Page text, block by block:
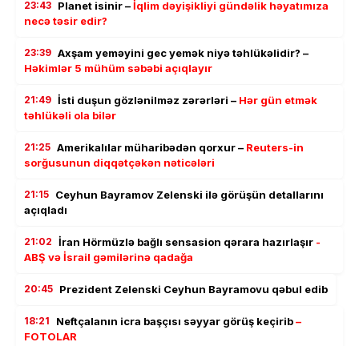
23:43 Planet isinir –İqlim dəyişikliyi gündəlik həyatımıza
necə təsir edir?
23:39 Axşam yeməyini gec yemək niyə təhlükəlidir? –
Həkimlər 5 mühüm səbəbi açıqlayır
21:49 İsti duşun gözlənilməz zərərləri – Hər gün etmək
təhlükəli ola bilər
21:25 Amerikalılar müharibədən qorxur – Reuters-in
sorğusunun diqqətçəkən nəticələri
21:15 Ceyhun Bayramov Zelenski ilə görüşün detallarını
açıqladı
21:02 İran Hörmüzlə bağlı sensasion qərara hazırlaşır -
ABŞ və İsrail gəmilərinə qadağa
20:45 Prezident Zelenski Ceyhun Bayramovu qəbul edib
18:21 Neftçalanın icra başçısı səyyar görüş keçirib–
FOTOLAR